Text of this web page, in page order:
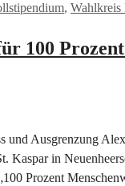
, Wahlkreis
100
und Ausgrenzung
Kaspar in
Prozent